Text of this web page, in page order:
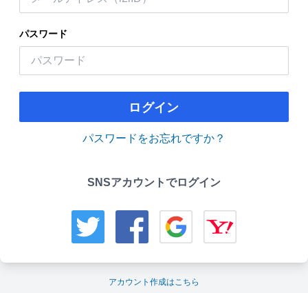
パスワード
ログイン
パスワードをお忘れですか？
SNSアカウントでログイン
アカウント作成はこちら